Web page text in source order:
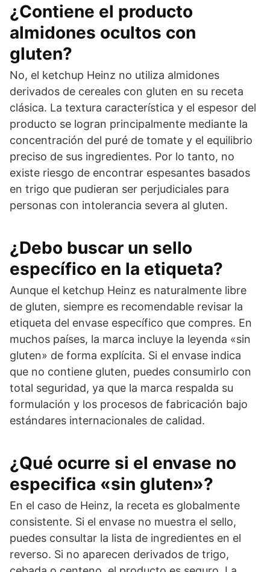
¿Contiene el producto
almidones ocultos con
gluten?
No, el ketchup Heinz no utiliza almidones
derivados de cereales con gluten en su receta
clásica. La textura característica y el espesor del
producto se logran principalmente mediante la
concentración del puré de tomate y el equilibrio
preciso de sus ingredientes. Por lo tanto, no
existe riesgo de encontrar espesantes basados
en trigo que pudieran ser perjudiciales para
personas con intolerancia severa al gluten.
¿Debo buscar un sello
específico en la etiqueta?
Aunque el ketchup Heinz es naturalmente libre
de gluten, siempre es recomendable revisar la
etiqueta del envase específico que compres. En
muchos países, la marca incluye la leyenda «sin
gluten» de forma explícita. Si el envase indica
que no contiene gluten, puedes consumirlo con
total seguridad, ya que la marca respalda su
formulación y los procesos de fabricación bajo
estándares internacionales de calidad.
¿Qué ocurre si el envase no
especifica «sin gluten»?
En el caso de Heinz, la receta es globalmente
consistente. Si el envase no muestra el sello,
puedes consultar la lista de ingredientes en el
reverso. Si no aparecen derivados de trigo,